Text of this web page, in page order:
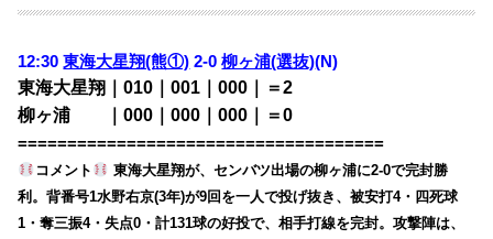
12:30東海大星翔(熊①) 2-0柳ヶ浦(選抜)(N)
東海大星翔｜010｜001｜000｜＝2
柳ヶ浦 ｜000｜000｜000｜＝0
=====================================
コメント
東海大星翔が、センバツ出場の柳ヶ浦に2-0で完封勝
利。背番号1水野右京(3年)が9回を一人で投げ抜き、被安打4・四死球
1・奪三振4・失点0・計131球の好投で、相手打線を完封。攻撃陣は、